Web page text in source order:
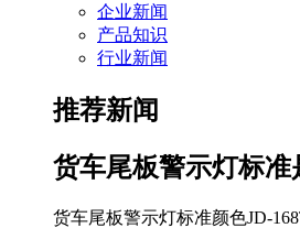
企业新闻
产品知识
行业新闻
推荐新闻
货车尾板警示灯标准
货车尾板警示灯标准颜色JD-